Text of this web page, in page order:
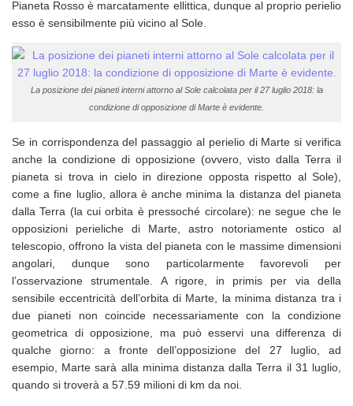
Pianeta Rosso è marcatamente ellittica, dunque al proprio perielio
esso è sensibilmente più vicino al Sole.
La posizione dei pianeti interni attorno al Sole calcolata per il 27 luglio 2018: la
condizione di opposizione di Marte è evidente.
Se in corrispondenza del passaggio al perielio di Marte si verifica
anche la condizione di opposizione (ovvero, visto dalla Terra il
pianeta si trova in cielo in direzione opposta rispetto al Sole),
come a fine luglio, allora è anche minima la distanza del pianeta
dalla Terra (la cui orbita è pressoché circolare): ne segue che le
opposizioni perieliche di Marte, astro notoriamente ostico al
telescopio, offrono la vista del pianeta con le massime dimensioni
angolari, dunque sono particolarmente favorevoli per
l’osservazione strumentale. A rigore, in primis per via della
sensibile eccentricità dell’orbita di Marte, la minima distanza tra i
due pianeti non coincide necessariamente con la condizione
geometrica di opposizione, ma può esservi una differenza di
qualche giorno: a fronte dell’opposizione del 27 luglio, ad
esempio, Marte sarà alla minima distanza dalla Terra il 31 luglio,
quando si troverà a 57.59 milioni di km da noi.